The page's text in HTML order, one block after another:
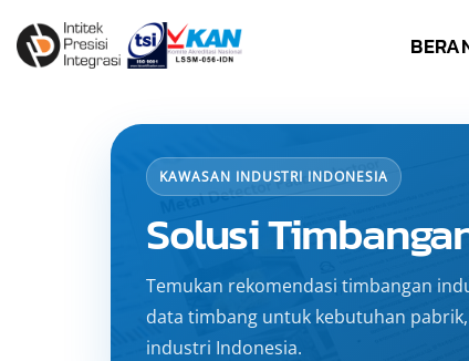
to
content
KAWASAN INDUSTRI INDONESIA
Solusi
Temukan rekomendasi timbangan
data timbang untuk kebutuhan
industri Indonesia.